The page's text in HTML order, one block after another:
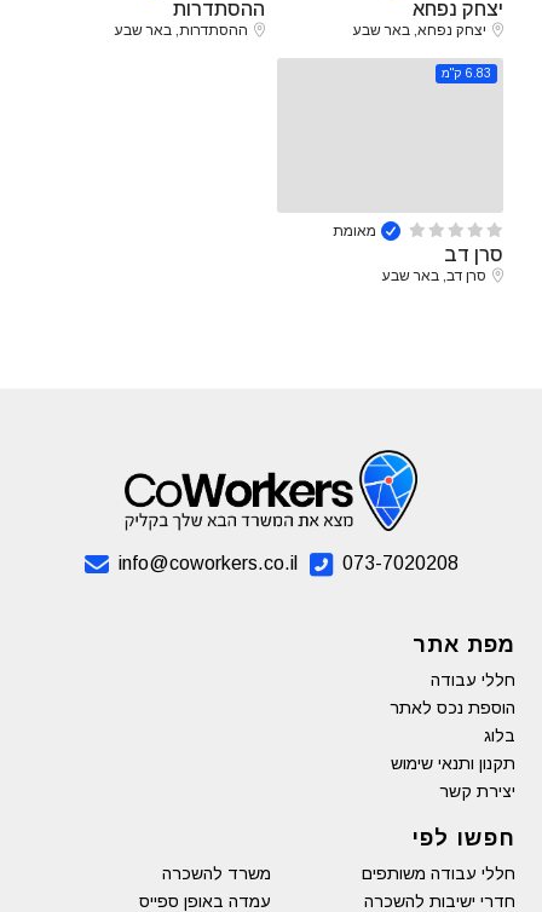
יצחק נפחא
יצחק נפחא, באר שבע
ההסתדרות
ההסתדרות, באר שבע
מאומת
6.83 ק"מ
סרן דב
סרן דב, באר שבע
מפת אתר
חללי עבודה
הוספת נכס לאתר
בלוג
תקנון ותנאי שימוש
יצירת קשר
חפשו לפי
חללי עבודה משותפים
משרד להשכרה
חדרי ישיבות להשכרה
עמדה באופן ספייס
info@coworkers.co.il 073-7020208